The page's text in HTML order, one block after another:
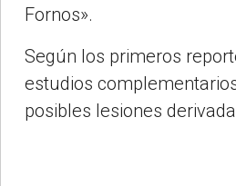
Fornos».
Según los primeros
estudios
posibles lesiones